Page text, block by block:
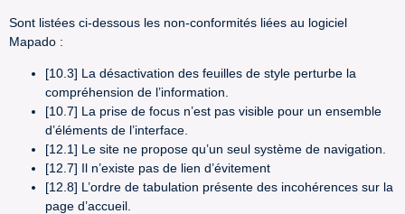
Sont listées ci-dessous les non-conformités liées au logiciel
Mapado :
[10.3] La désactivation des feuilles de style perturbe la
compréhension de l’information.
[10.7] La prise de focus n’est pas visible pour un ensemble
d’éléments de l’interface.
[12.1] Le site ne propose qu’un seul système de navigation.
[12.7] Il n’existe pas de lien d’évitement
[12.8] L’ordre de tabulation présente des incohérences sur la
page d’accueil.